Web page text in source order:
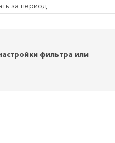
за период
фильтра или